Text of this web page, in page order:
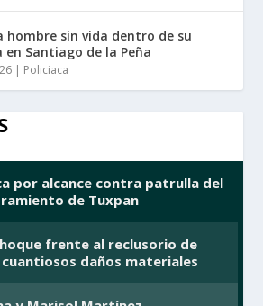
hombre sin vida dentro de su
en Santiago de la Peña
| Policiaca